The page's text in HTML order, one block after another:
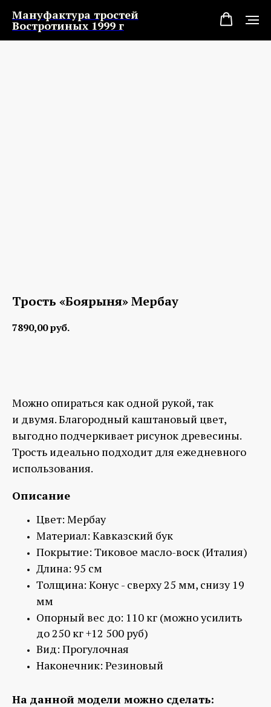
Мануфактура тростей
Востротиных 1999 г
Трость «Боярыня» Мербау
7890,00руб.
Можно опираться как одной рукой, так
и двумя. Благородный каштановый цвет,
выгодно подчеркивает рисунок древесины.
Трость идеально подходит для ежедневного
использования.
Описание
Цвет: Мербау
Материал: Кавказский бук
Покрытие: Тиковое масло-воск (Италия)
Длина: 95 см
Толщина: Конус - сверху 25 мм, снизу 19
мм
Опорный вес до: 110 кг (можно усилить
до 250 кг +12 500 руб)
Вид: Прогулочная
Наконечник: Резиновый
На данной модели можно сделать: